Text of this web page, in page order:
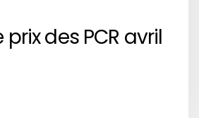
prix des PCR avril